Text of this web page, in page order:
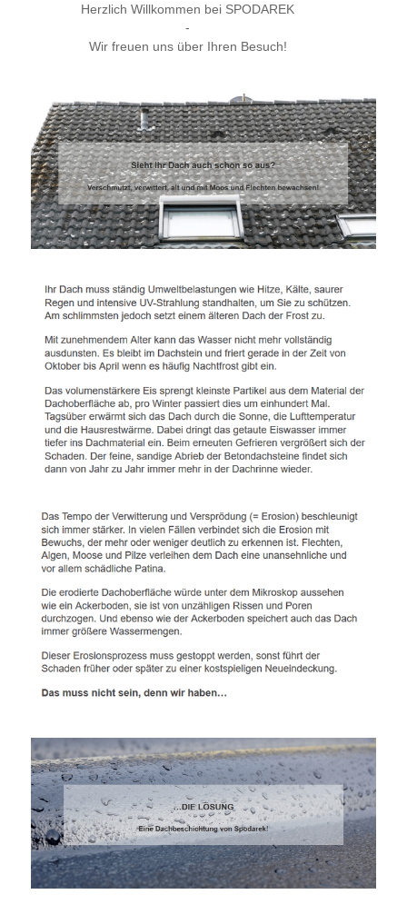
Herzlich Willkommen bei SPODAREK
-
Wir freuen uns über Ihren Besuch!